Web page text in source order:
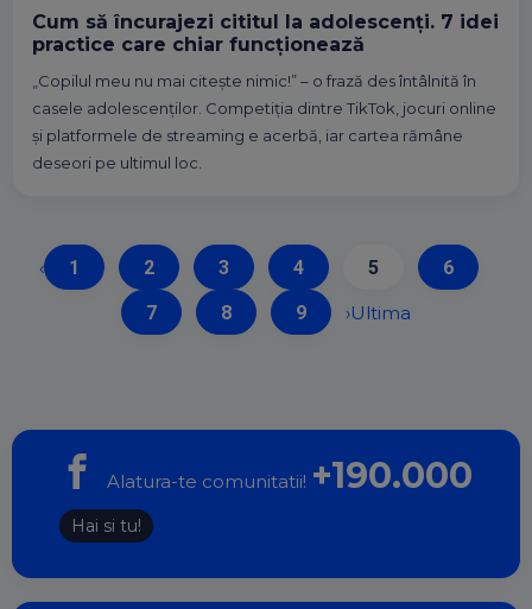
Cum să încurajezi cititul la adolescenți. 7 idei
practice care chiar funcționează
„Copilul meu nu mai citește nimic!” – o frază des întâlnită în
casele adolescenților. Competiția dintre TikTok, jocuri online
și platformele de streaming e acerbă, iar cartea rămâne
deseori pe ultimul loc.
‹ 1 2 3 4 5
6
7
8 9 ›Ultima
Alatura-te comunitatii! +190.000
Hai si tu!